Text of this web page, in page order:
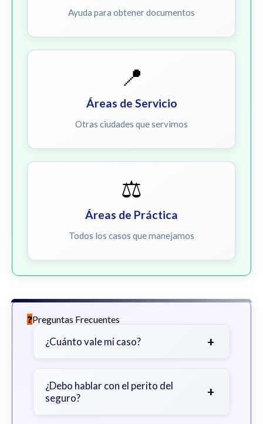
Ayuda para obtener documentos
📍
Áreas de Servicio
Otras ciudades que servimos
⚖️
Áreas de Práctica
Todos los casos que manejamos
Preguntas Frecuentes
¿Cuánto vale mi caso? +
gravedad de sus lesiones, facturas
médicas, tiempo fuera del trabajo y
¿Debo hablar con el perito del
seguro?
+